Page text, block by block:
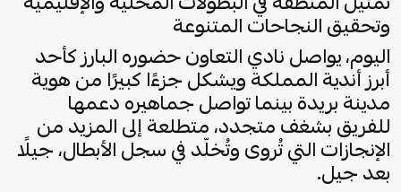
وتحقيق النجاحات المتنوعة
اليوم، يواصل نادي التعاون حضوره البارز كأحد
أبرز أندية المملكة ويشكل جزءًا كبيرًا من هوية
مدينة بريدة بينما تواصل جماهيره دعمها
للفريق بشغف متجدد، متطلعة إلى المزيد من
الإنجازات التي تُروى وتُخلّد في سجل الأبطال، جيلًا
بعد جيل.